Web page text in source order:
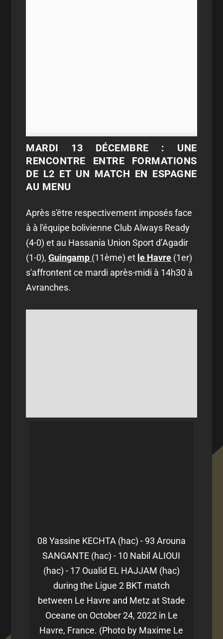
MARDI 13 DÉCEMBRE : UNE
RENCONTRE ENTRE FORMATIONS
DE L2 ET UN MATCH EN ESPAGNE
AU MENU
Après s'être respectivement imposés face
à à l'équipe bolivienne Club Always Ready
(4-0) et au Hassania Union Sport d’Agadir
(1-0),Guingamp (11ème) et le Havre (1er)
s'affrontent ce mardi après-midi à 14h30 à
Avranches.
08 Yassine KECHTA (hac) - 93 Arouna
SANGANTE (hac) - 10 Nabil ALIOUI
(hac) - 17 Oualid EL HAJJAM (hac)
during the Ligue 2 BKT match
between Le Havre and Metz at Stade
Oceane on October 24, 2022 in Le
Havre, France. (Photo by Maxime Le